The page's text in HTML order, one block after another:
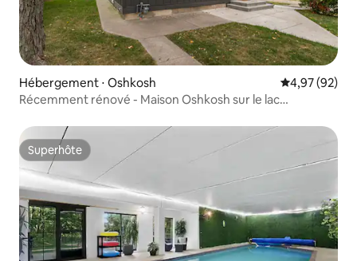
Hébergement ⋅ Oshkosh Évaluation
4,97 (92)
Récemment rénové - Maison Oshkosh sur le lac
Superhôte
Superhôte